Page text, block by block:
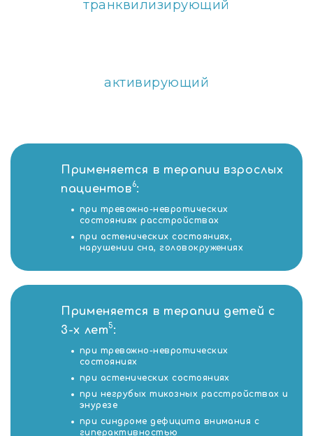
транквилизирующий
активирующий
Применяется в терапии взрослых
пациентов6:
при тревожно-невротических
состояниях расстройствах
при астенических состояниях,
нарушении сна, головокружениях
Применяется в терапии детей с
3-х лет5:
при тревожно-невротических
состояниях
при астенических состояниях
при негрубых тикозных расстройствах и
энурезе
при синдроме дефицита внимания с
гиперактивностью